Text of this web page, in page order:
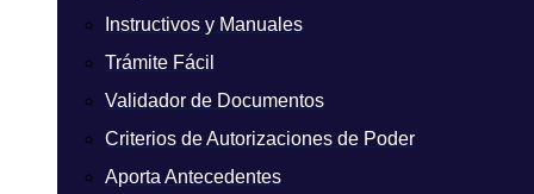
Instructivos y Manuales
Trámite Fácil
Validador de Documentos
Criterios de Autorizaciones de Poder
Aporta Antecedentes